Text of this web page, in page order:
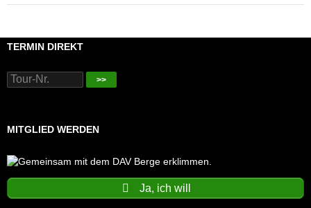
TERMIN DIREKT
>>
MITGLIED WERDEN
Ja, ich will